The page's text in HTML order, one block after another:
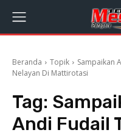
Beranda Topik
Sampaikan
Nelayan Di Mattirotasi
Tag:
Andi Fudail